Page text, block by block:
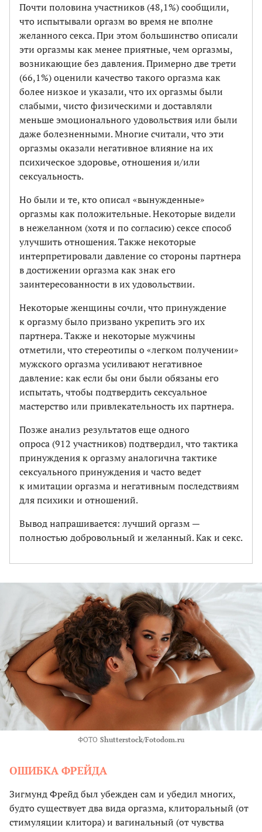
Почти половина участников (48,1%) сообщили,
что испытывали оргазм во время не вполне
желанного секса. При этом большинство описали
эти оргазмы как менее приятные, чем оргазмы,
возникающие без давления. Примерно две трети
(66,1%) оценили качество такого оргазма как
более низкое и указали, что их оргазмы были
слабыми, чисто физическими и доставляли
меньше эмоционального удовольствия или были
даже болезненными. Многие cчитали, что эти
оргазмы оказали негативное влияние на их
психическое здоровье, отношения и/или
сексуальность.
Но были и те, кто описал «вынужденные»
оргазмы как положительные. Некоторые видели
в нежеланном (хотя и по согласию) сексе способ
улучшить отношения. Также некоторые
интерпретировали давление со стороны парт­нера
в достижении оргазма как знак его
заинтересованности в их удовольствии.
Некоторые женщины сочли, что принуждение
к оргазму было призвано укрепить эго их
партнера. Также и некоторые мужчины
отметили, что стереотипы о «легком получении»
мужского оргазма усиливают негативное
давление: как если бы они были обязаны его
испытать, чтобы подтвердить сексуальное
мастерство или привлекательность их партнера.
Позже анализ результатов еще одного
опроса (912 участников) подтвердил, что тактика
принуждения к оргазму аналогична тактике
сексуального принуждения и часто ведет
к имитации оргазма и негативным последствиям
для психики и отношений.
Вывод напрашивается: лучший оргазм —
полностью добровольный и желанный. Как и секс.
ФОТО Shutterstock/Fotodom.ru
ОШИБКА ФРЕЙДА
Зигмунд Фрейд был убежден сам и убедил многих,
будто существует два вида оргазма, клиторальный (от
стимуляции клитора) и вагинальный (от чувства